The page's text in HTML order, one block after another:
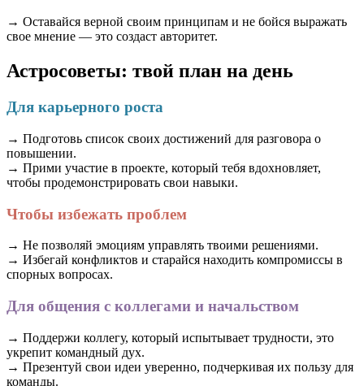
→ Оставайся верной своим принципам и не бойся выражать
свое мнение — это создаст авторитет.
Астросоветы: твой план на день
Для карьерного роста
→ Подготовь список своих достижений для разговора о
повышении.
→ Прими участие в проекте, который тебя вдохновляет,
чтобы продемонстрировать свои навыки.
Чтобы избежать проблем
→ Не позволяй эмоциям управлять твоими решениями.
→ Избегай конфликтов и старайся находить компромиссы в
спорных вопросах.
Для общения с коллегами и начальством
→ Поддержи коллегу, который испытывает трудности, это
укрепит командный дух.
→ Презентуй свои идеи уверенно, подчеркивая их пользу для
команды.